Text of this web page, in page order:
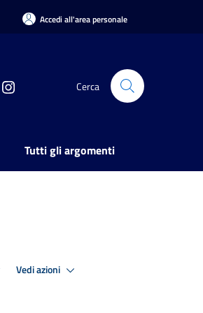
Accedi all'area personale
Cerca
Tutti gli argomenti
Vedi azioni